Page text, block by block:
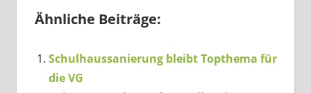
Ähnliche Beiträge:
Schulhaussanierung bleibt Topthema für
die VG